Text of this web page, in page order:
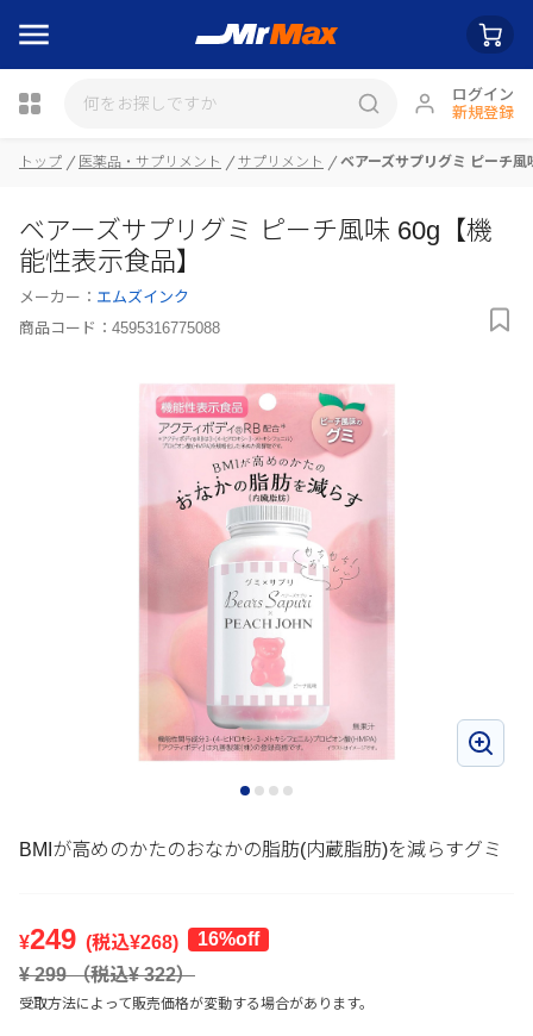
ログイン
新規登録
トップ 医薬品・サプリメント サプリメント ベアーズサプリグミ ピーチ
ベアーズサプリグミ ピーチ風味 60g【機
能性表示食品】
メーカー： エムズインク
商品コード： 4595316775088
BMIが高めのかたのおなかの脂肪(内蔵脂肪)を減らすグミ
¥249 (税込¥268)
16%off
¥ 299（税込¥322）
受取方法によって販売価格が変動する場合があります。